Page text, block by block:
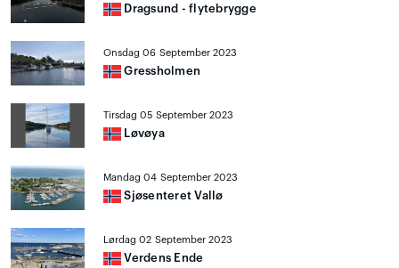
Dragsund - flytebrygge
Onsdag 06 September 2023
Gressholmen
Tirsdag 05 September 2023
Løvøya
Mandag 04 September 2023
Sjøsenteret Vallø
Lørdag 02 September 2023
Verdens Ende